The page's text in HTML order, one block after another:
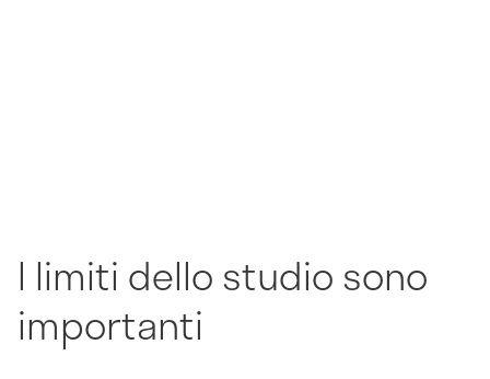
I limiti dello studio sono
importanti